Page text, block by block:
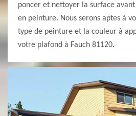
poncer et nettoyer la surface
en peinture. Nous serons aptes à
type de peinture et la couleur à
votre plafond à Fauch 81120.